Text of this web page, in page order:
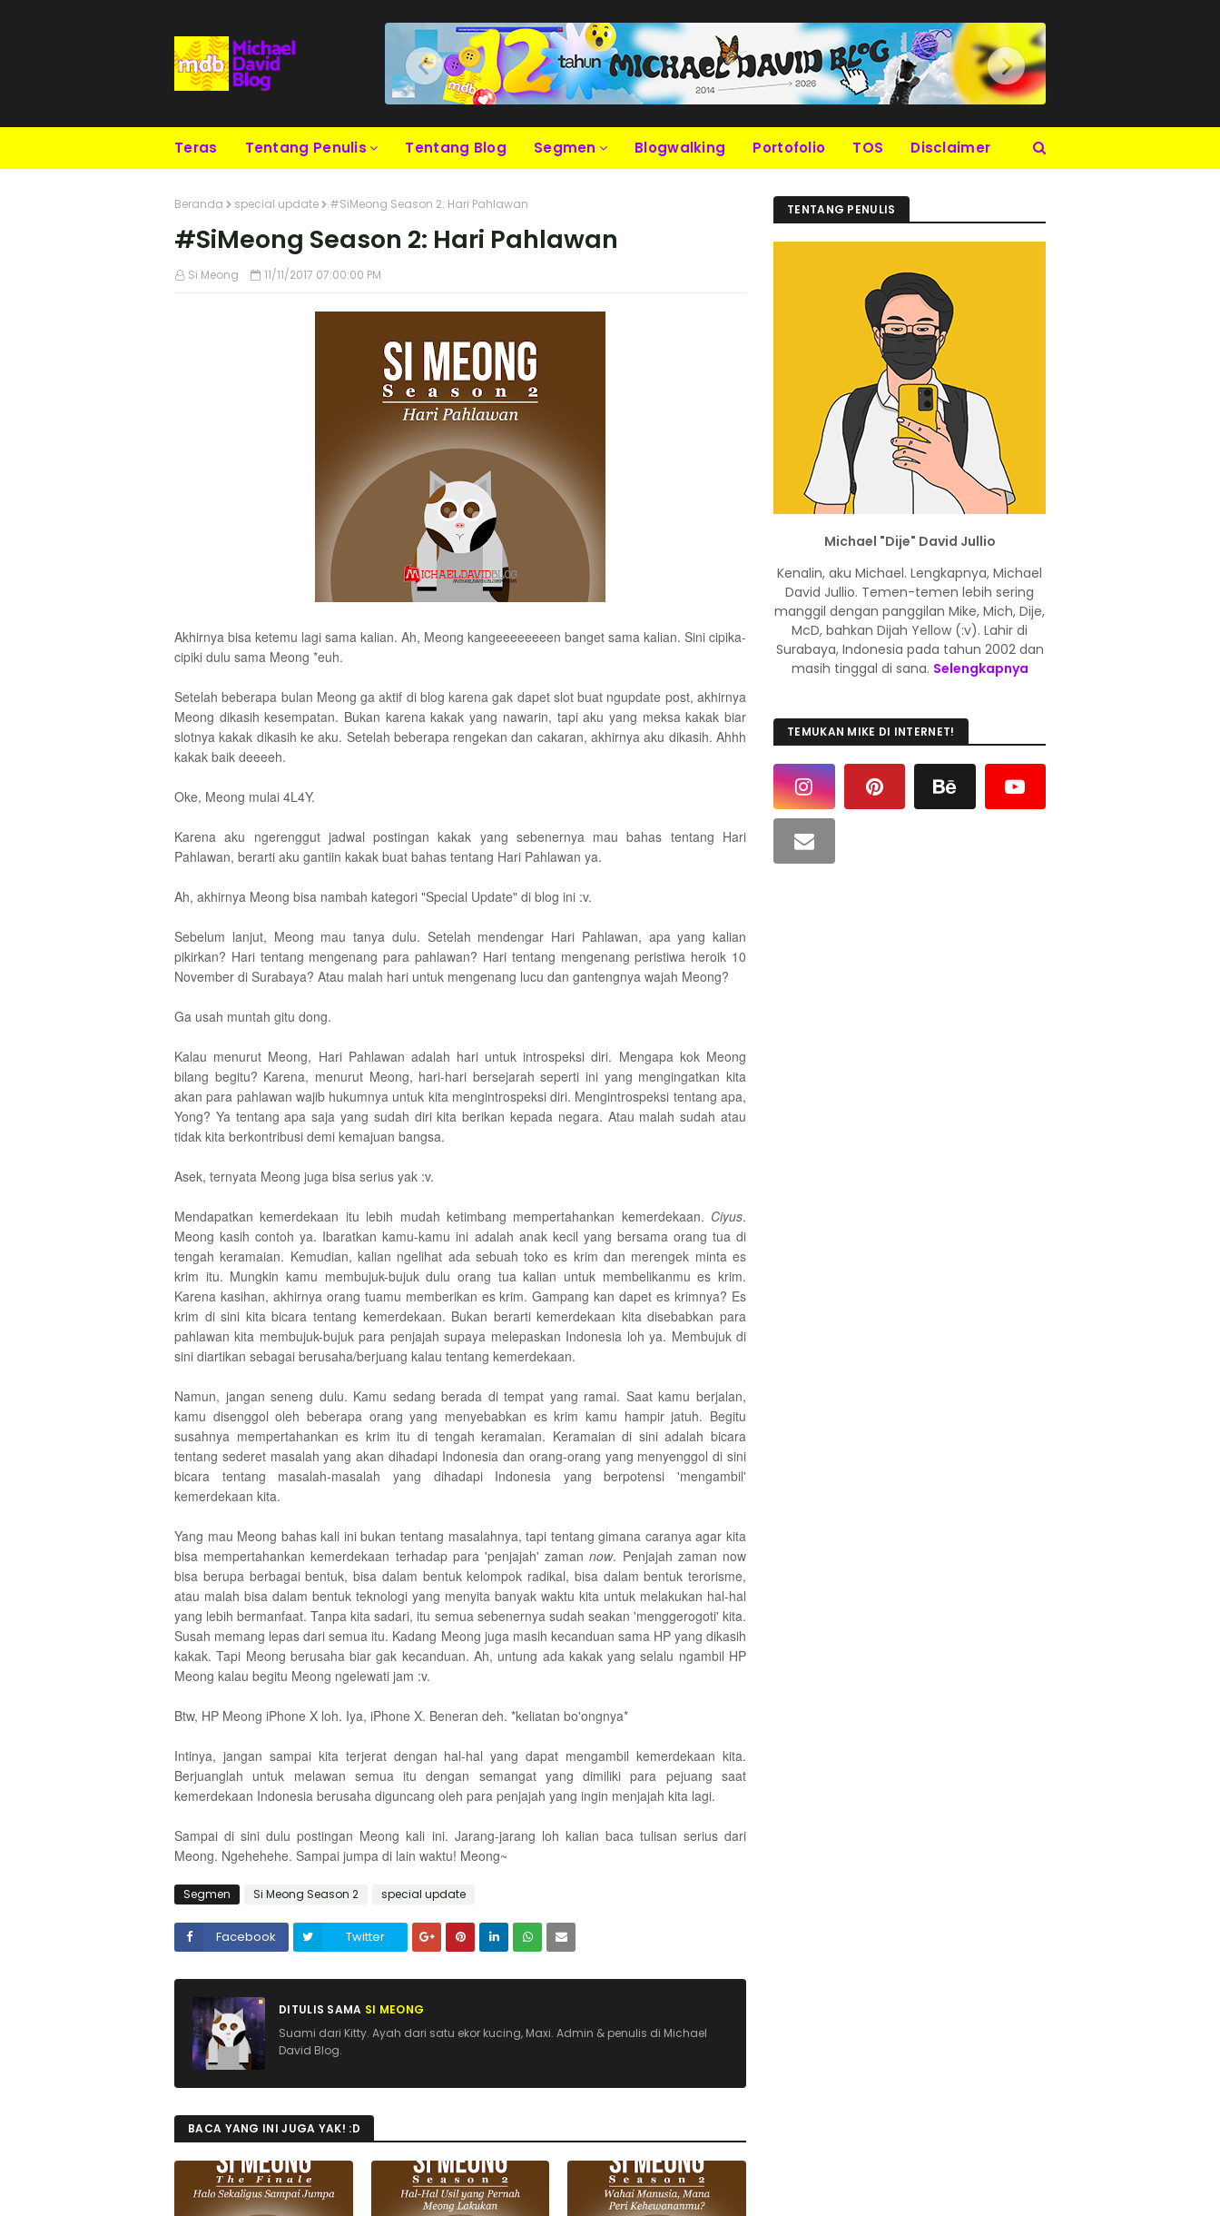
Teras Tentang Penulis Tentang Blog Segmen Blogwalking Portofolio TOS Disclaimer
Beranda special update #SiMeong Season 2: Hari Pahlawan
#SiMeong Season 2: Hari Pahlawan
Si Meong 11/11/2017 07:00:00 PM
Akhirnya bisa ketemu lagi sama kalian. Ah, Meong kangeeeeeeeen banget sama kalian. Sini cipika-
cipiki dulu sama Meong *euh.
Setelah beberapa bulan Meong ga aktif di blog karena gak dapet slot buat ngupdate post, akhirnya
Meong dikasih kesempatan. Bukan karena kakak yang nawarin, tapi aku yang meksa kakak biar
slotnya kakak dikasih ke aku. Setelah beberapa rengekan dan cakaran, akhirnya aku dikasih. Ahhh
kakak baik deeeeh.
Oke, Meong mulai 4L4Y.
Karena aku ngerenggut jadwal postingan kakak yang sebenernya mau bahas tentang Hari
Pahlawan, berarti aku gantiin kakak buat bahas tentang Hari Pahlawan ya.
Ah, akhirnya Meong bisa nambah kategori "Special Update" di blog ini :v.
Sebelum lanjut, Meong mau tanya dulu. Setelah mendengar Hari Pahlawan, apa yang kalian
pikirkan? Hari tentang mengenang para pahlawan? Hari tentang mengenang peristiwa heroik 10
November di Surabaya? Atau malah hari untuk mengenang lucu dan gantengnya wajah Meong?
Ga usah muntah gitu dong.
Kalau menurut Meong, Hari Pahlawan adalah hari untuk introspeksi diri. Mengapa kok Meong
bilang begitu? Karena, menurut Meong, hari-hari bersejarah seperti ini yang mengingatkan kita
akan para pahlawan wajib hukumnya untuk kita mengintrospeksi diri. Mengintrospeksi tentang apa,
Yong? Ya tentang apa saja yang sudah diri kita berikan kepada negara. Atau malah sudah atau
tidak kita berkontribusi demi kemajuan bangsa.
Asek, ternyata Meong juga bisa serius yak :v.
Mendapatkan kemerdekaan itu lebih mudah ketimbang mempertahankan kemerdekaan. Ciyus.
Meong kasih contoh ya. Ibaratkan kamu-kamu ini adalah anak kecil yang bersama orang tua di
tengah keramaian. Kemudian, kalian ngelihat ada sebuah toko es krim dan merengek minta es
krim itu. Mungkin kamu membujuk-bujuk dulu orang tua kalian untuk membelikanmu es krim.
Karena kasihan, akhirnya orang tuamu memberikan es krim. Gampang kan dapet es krimnya? Es
krim di sini kita bicara tentang kemerdekaan. Bukan berarti kemerdekaan kita disebabkan para
pahlawan kita membujuk-bujuk para penjajah supaya melepaskan Indonesia loh ya. Membujuk di
sini diartikan sebagai berusaha/berjuang kalau tentang kemerdekaan.
Namun, jangan seneng dulu. Kamu sedang berada di tempat yang ramai. Saat kamu berjalan,
kamu disenggol oleh beberapa orang yang menyebabkan es krim kamu hampir jatuh. Begitu
susahnya mempertahankan es krim itu di tengah keramaian. Keramaian di sini adalah bicara
tentang sederet masalah yang akan dihadapi Indonesia dan orang-orang yang menyenggol di sini
bicara tentang masalah-masalah yang dihadapi Indonesia yang berpotensi 'mengambil'
kemerdekaan kita.
Yang mau Meong bahas kali ini bukan tentang masalahnya, tapi tentang gimana caranya agar kita
bisa mempertahankan kemerdekaan terhadap para 'penjajah' zamannow. Penjajah zaman now
bisa berupa berbagai bentuk, bisa dalam bentuk kelompok radikal, bisa dalam bentuk terorisme,
atau malah bisa dalam bentuk teknologi yang menyita banyak waktu kita untuk melakukan hal-hal
yang lebih bermanfaat. Tanpa kita sadari, itu semua sebenernya sudah seakan 'menggerogoti' kita.
Susah memang lepas dari semua itu. Kadang Meong juga masih kecanduan sama HP yang dikasih
kakak. Tapi Meong berusaha biar gak kecanduan. Ah, untung ada kakak yang selalu ngambil HP
Meong kalau begitu Meong ngelewati jam :v.
Btw, HP Meong iPhone X loh. Iya, iPhone X. Beneran deh. *keliatan bo'ongnya*
Intinya, jangan sampai kita terjerat dengan hal-hal yang dapat mengambil kemerdekaan kita.
Berjuanglah untuk melawan semua itu dengan semangat yang dimiliki para pejuang saat
kemerdekaan Indonesia berusaha diguncang oleh para penjajah yang ingin menjajah kita lagi.
Sampai di sini dulu postingan Meong kali ini. Jarang-jarang loh kalian baca tulisan serius dari
Meong. Ngehehehe. Sampai jumpa di lain waktu! Meong~
Segmen Si Meong Season 2 special update
Facebook Twitter
DITULIS SAMA SI MEONG
Suami dari Kitty. Ayah dari satu ekor kucing, Maxi. Admin & penulis di Michael
David Blog.
BACA YANG INI JUGA YAK! :D
TENTANG PENULIS
Michael "Dije" David Jullio
Kenalin, aku Michael. Lengkapnya, Michael
David Jullio. Temen-temen lebih sering
manggil dengan panggilan Mike, Mich, Dije,
McD, bahkan Dijah Yellow (:v). Lahir di
Surabaya, Indonesia pada tahun 2002 dan
masih tinggal di sana. Selengkapnya
TEMUKAN MIKE DI INTERNET!